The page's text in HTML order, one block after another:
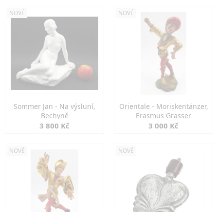
NOVÉ
Sommer Jan - Na výsluní,
Bechyně
3 800 Kč
NOVÉ
Orientale - Moriskentänzer,
Erasmus Grasser
3 000 Kč
NOVÉ NOVÉ